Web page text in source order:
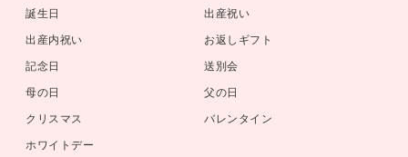
誕生日
出産祝い
出産内祝い
お返しギフト
記念日
送別会
母の日
父の日
クリスマス
バレンタイン
ホワイトデー